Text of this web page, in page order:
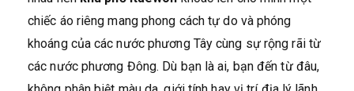
chiếc áo riêng mang phong cách tự do và phóng
khoáng của các nước phương Tây cùng sự rộng rãi từ
các nước phương Đông. Dù bạn là ai, bạn đến từ đâu,